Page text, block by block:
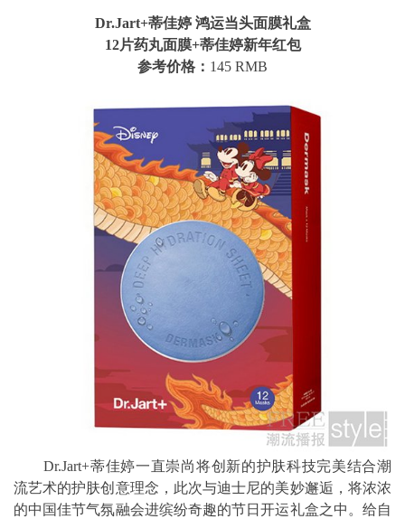
Dr.Jart+蒂佳婷 鸿运当头面膜礼盒
12片药丸面膜+蒂佳婷新年红包
参考价格： 145 RMB
Dr.Jart+蒂佳婷一直崇尚将创新的护肤科技完美结合潮
流艺术的护肤创意理念，此次与迪士尼的美妙邂逅，将浓浓
的中国佳节气氛融会进缤纷奇趣的节日开运礼盒之中。给自